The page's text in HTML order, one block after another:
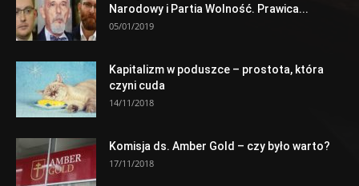
Narodowy i Partia Wolność. Prawica...
05/01/2019
Kapitalizm w poduszce – prostota, która
czyni cuda
14/11/2018
Komisja ds. Amber Gold – czy było warto?
17/11/2018